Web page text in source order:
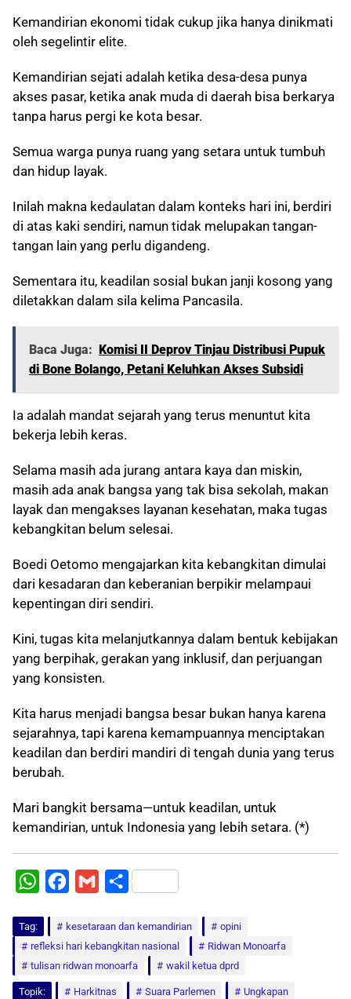
Kemandirian ekonomi tidak cukup jika hanya dinikmati
oleh segelintir elite.
Kemandirian sejati adalah ketika desa-desa punya
akses pasar, ketika anak muda di daerah bisa berkarya
tanpa harus pergi ke kota besar.
Semua warga punya ruang yang setara untuk tumbuh
dan hidup layak.
Inilah makna kedaulatan dalam konteks hari ini, berdiri
di atas kaki sendiri, namun tidak melupakan tangan-
tangan lain yang perlu digandeng.
Sementara itu, keadilan sosial bukan janji kosong yang
diletakkan dalam sila kelima Pancasila.
Baca Juga: Komisi II Deprov Tinjau Distribusi Pupuk
di Bone Bolango, Petani Keluhkan Akses Subsidi
Ia adalah mandat sejarah yang terus menuntut kita
bekerja lebih keras.
Selama masih ada jurang antara kaya dan miskin,
masih ada anak bangsa yang tak bisa sekolah, makan
layak dan mengakses layanan kesehatan, maka tugas
kebangkitan belum selesai.
Boedi Oetomo mengajarkan kita kebangkitan dimulai
dari kesadaran dan keberanian berpikir melampaui
kepentingan diri sendiri.
Kini, tugas kita melanjutkannya dalam bentuk kebijakan
yang berpihak, gerakan yang inklusif, dan perjuangan
yang konsisten.
Kita harus menjadi bangsa besar bukan hanya karena
sejarahnya, tapi karena kemampuannya menciptakan
keadilan dan berdiri mandiri di tengah dunia yang terus
berubah.
Mari bangkit bersama—untuk keadilan, untuk
kemandirian, untuk Indonesia yang lebih setara. (*)
W
t
c
e
a
i
S
a
r
Tag: kesetaraan dan kemandirian
opini
refleksi hari kebangkitan nasional
Ridwan Monoarfa
tulisan ridwan monoarfa
wakil ketua dprd
Topik: Harkitnas Suara Parlemen Ungkapan